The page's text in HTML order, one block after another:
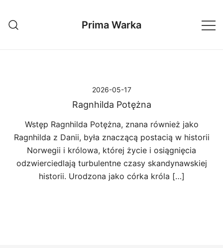
treści
Prima Warka
2026-05-17
Ragnhilda Potężna
Wstęp Ragnhilda Potężna, znana również jako
Ragnhilda z Danii, była znaczącą postacią w historii
Norwegii i królowa, której życie i osiągnięcia
odzwierciedlają turbulentne czasy skandynawskiej
historii. Urodzona jako córka króla […]